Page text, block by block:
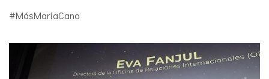
#MásMaríaCano